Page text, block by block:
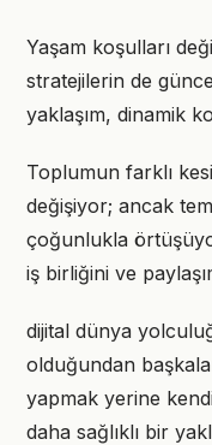
Yaşam koşulları
stratejilerin de
yaklaşım, dinamik
Toplumun farklı
değişiyor; ancak
çoğunlukla
iş birliğini ve
dijital dünya
olduğundan
yapmak yerine
daha sağlıklı bir